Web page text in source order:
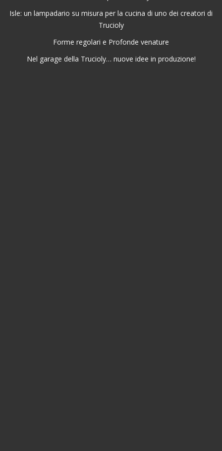
Isle: un lampadario su misura per la cucina di uno dei creatori di
Trucioly
Forme regolari e Profonde venature
Nel garage della Trucioly… nuove idee in produzione!